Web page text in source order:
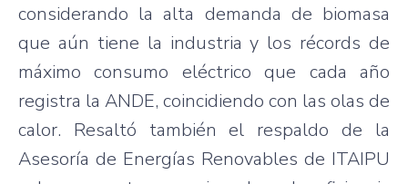
considerando la alta demanda de biomasa
que aún tiene la industria y los récords de
máximo consumo eléctrico que cada año
registra la ANDE, coincidiendo con las olas de
calor. Resaltó también el respaldo de la
Asesoría de Energías Renovables de ITAIPU